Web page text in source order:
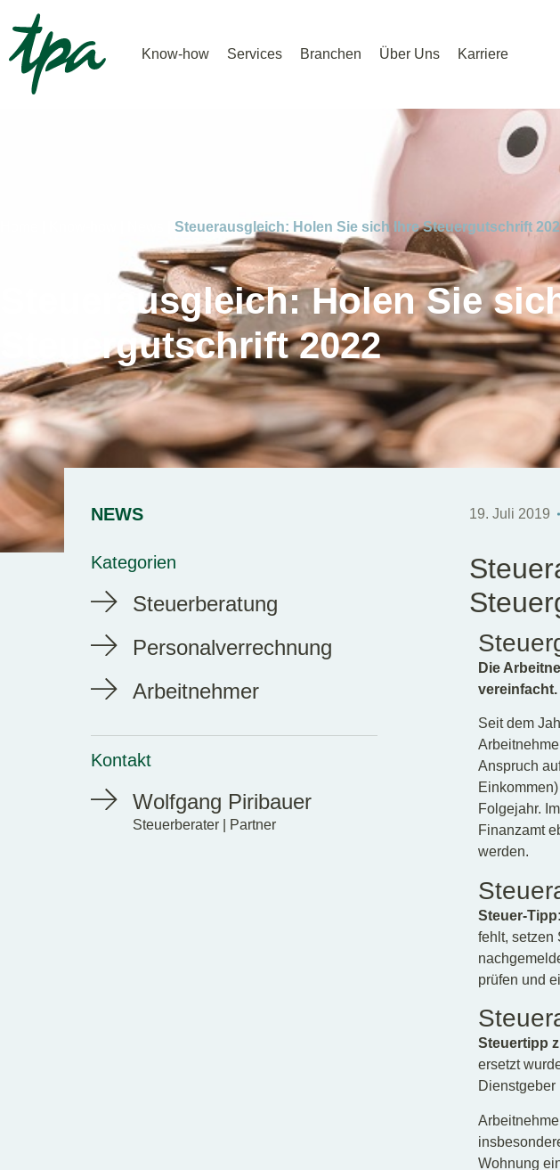
Know-how Services Branchen Über Uns Karriere
Steuerausgleich: Holen Sie sich Ihre Steuergutschrift
Steuerausgleich: Holen Sie
Steuergutschrift 2022
NEWS
Kategorien
Steuerberatung
Personalverrechnung
Arbeitnehmer
Kontakt
Wolfgang Piribauer
Steuerberater | Partner
19. Juli 2019
Die
vereinfacht.
Seit dem
Anspruch
Folgejahr.
Finanzamt
werden.
Steuer-Tipp:
fehlt, setzen
prüfen und
Steuertipp
ersetzt
Wohnung